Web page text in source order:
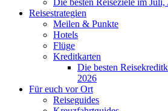
Reisestrategien
Meilen & Punkte
Hotels
Flüge
Kreditkarten
Die besten
2026
Für euch vor Ort
Reiseguides